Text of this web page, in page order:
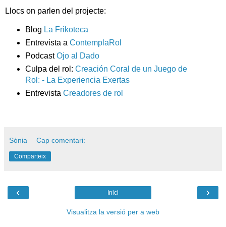
Llocs on parlen del projecte:
Blog La Frikoteca
Entrevista a ContemplaRol
PodcastOjo al Dado
Culpa del rol: Creación Coral de un Juego de
Rol: - La Experiencia Exertas
Entrevista Creadores de rol
Sònia Cap comentari:
Comparteix
‹ ›
Inici
Visualitza la versió per a web